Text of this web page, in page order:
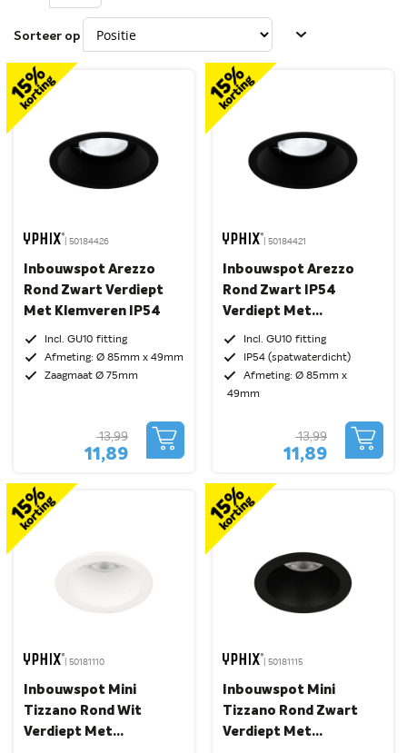
Sorteer op
| 50184426
Inbouwspot Arezzo
Rond Zwart Verdiept
Met Klemveren IP54
Incl. GU10 fitting
Afmeting: Ø 85mm x 49mm
Zaagmaat Ø 75mm
11,89
13,99
| 50184421
Inbouwspot Arezzo
Rond Zwart IP54
Verdiept Met
Klemveren
Incl. GU10 fitting
IP54 (spatwaterdicht)
Afmeting: Ø 85mm x
49mm
11,89
13,99
| 50181110
Inbouwspot Mini
Tizzano Rond Wit
Verdiept Met
| 50181115
Inbouwspot Mini
Tizzano Rond Zwart
Verdiept Met